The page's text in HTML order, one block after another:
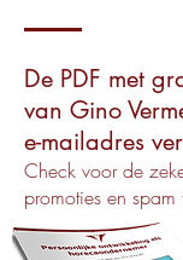
De PDF met
van Gino
e-mailadres
Check voor de
promoties en spam